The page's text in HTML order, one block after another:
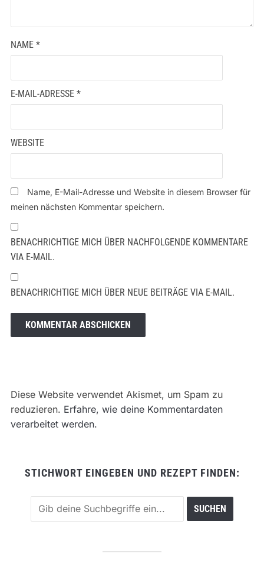
NAME *
E-MAIL-ADRESSE *
WEBSITE
Name, E-Mail-Adresse und Website in diesem Browser für
meinen nächsten Kommentar speichern.
BENACHRICHTIGE MICH ÜBER NACHFOLGENDE KOMMENTARE
VIA E-MAIL.
BENACHRICHTIGE MICH ÜBER NEUE BEITRÄGE VIA E-MAIL.
Diese Website verwendet Akismet, um Spam zu
reduzieren. Erfahre, wie deine Kommentardaten
verarbeitet werden.
STICHWORT EINGEBEN UND REZEPT FINDEN: